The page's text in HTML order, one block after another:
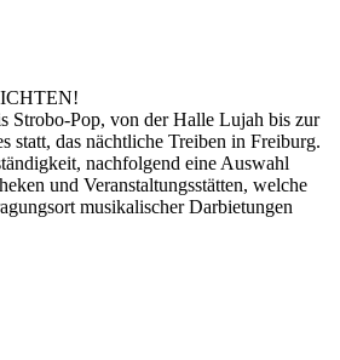
Strobo-Pop, von der Halle Lujah bis zur
statt, das nächtliche Treiben in Freiburg.
nachfolgend eine Auswahl
und Veranstaltungsstätten, welche
musikalischer Darbietungen